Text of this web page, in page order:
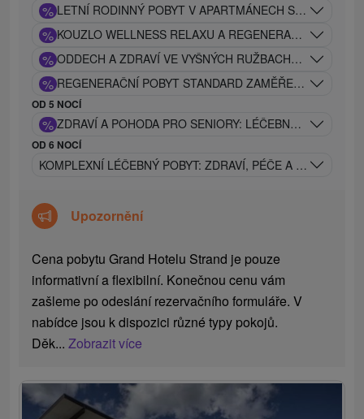
% LETNÍ RODINNÝ POBYT V APARTMÁNECH S WELLNESS
% KOUZLO WELLNESS RELAXU A REGENERACE V
% ODDECH A ZDRAVÍ VE VYŠNÝCH RUŽBACHÁCH:
% REGENERAČNÍ POBYT STANDARD ZAMĚŘENÝ NA
OD 5 NOCÍ
% ZDRAVÍ A POHODA PRO SENIORY: LÉČEBNÝ RELAX V
OD 6 NOCÍ
KOMPLEXNÍ LÉČEBNÝ POBYT: ZDRAVÍ, PÉČE A
Upozornění
Cena pobytu Grand Hotelu Strand je pouze
informativní a flexibilní. Konečnou cenu vám
zašleme po odeslání rezervačního formuláře. V
nabídce jsou k dispozici různé typy pokojů.
Děk...Zobrazit více